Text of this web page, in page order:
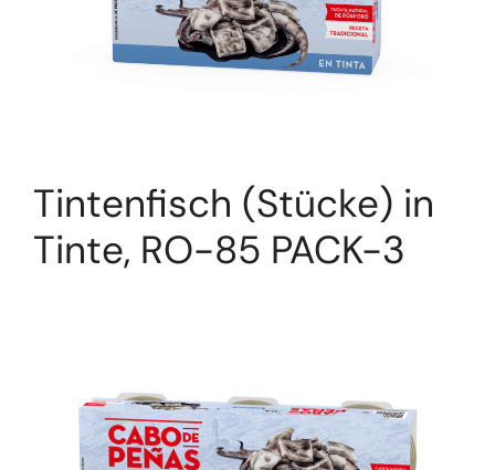
Tintenfisch (Stücke) in
Tinte, RO-85 PACK-3